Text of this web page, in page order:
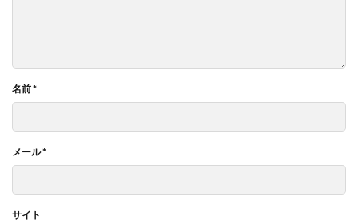
名前*
メール*
サイト